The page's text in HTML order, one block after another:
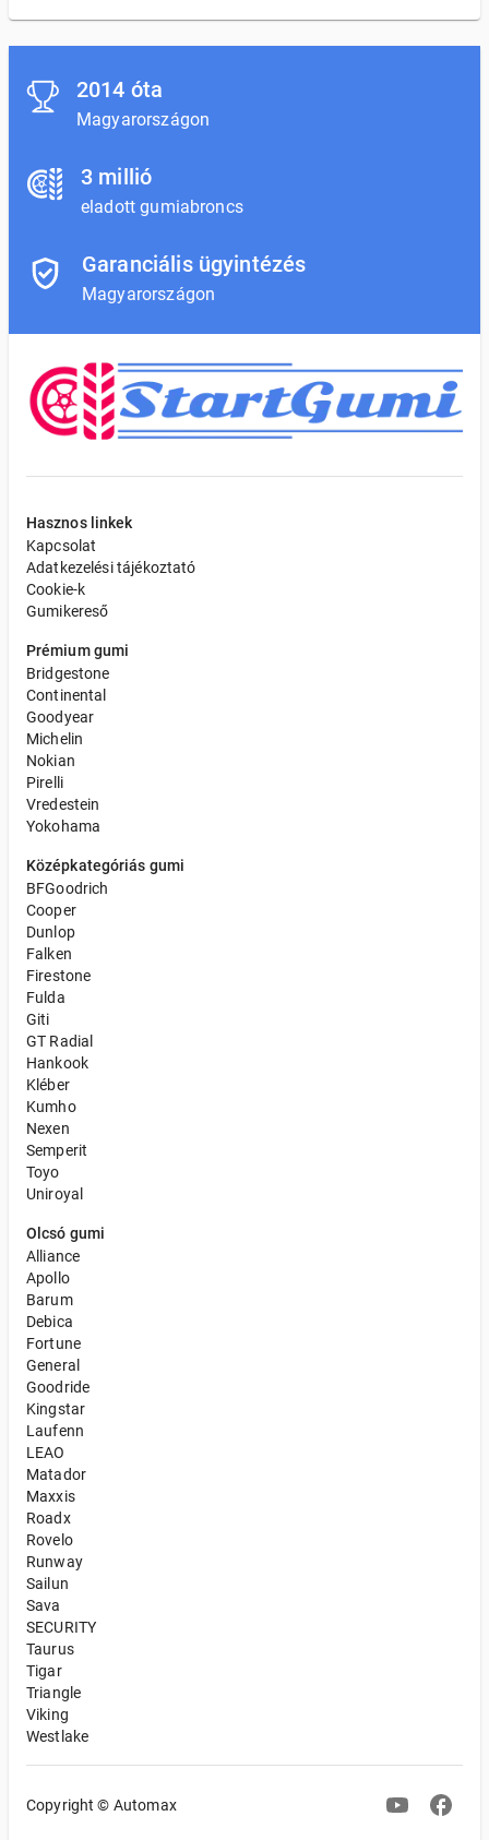
2014 óta
Magyarországon
3 millió
eladott gumiabroncs
Garanciális ügyintézés
Magyarországon
Hasznos linkek
Kapcsolat
Adatkezelési tájékoztató
Cookie-k
Gumikereső
Prémium gumi
Bridgestone
Continental
Goodyear
Michelin
Nokian
Pirelli
Vredestein
Yokohama
Középkategóriás gumi
BFGoodrich
Cooper
Dunlop
Falken
Firestone
Fulda
Giti
GT Radial
Hankook
Kléber
Kumho
Nexen
Semperit
Toyo
Uniroyal
Olcsó gumi
Alliance
Apollo
Barum
Debica
Fortune
General
Goodride
Kingstar
Laufenn
LEAO
Matador
Maxxis
Roadx
Rovelo
Runway
Sailun
Sava
SECURITY
Taurus
Tigar
Triangle
Viking
Westlake
Copyright © Automax